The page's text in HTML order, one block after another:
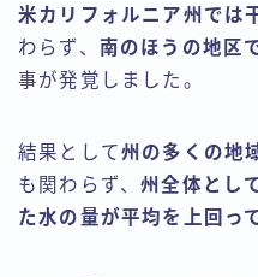
米カリフォルニア州では
わらず、 南のほうの地区
事が発覚しました。
結果として州の多くの地
も関わらず、州全体とし
た水の量が平均を上回っ